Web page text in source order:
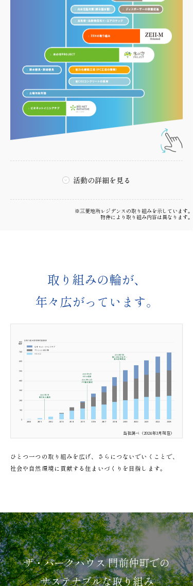
マンション家計簿
soleco（ソレッコ）
現代的エネルギーサービス
（一括受電）
再生可能エネルギーの活用・拡大
及び天然資源の持続可能な管理・活用
再生可能エネルギーの活用・拡大
及び天然資源の持続可能な管理・活用
活動の詳細を見る
※三菱地所レジデンスの取り組みを示しています。
物件により取り組み内容は異なります。
取り組みの輪が、
年々広がっています。
当社調べ（2024年3月現在）
ひとつ一つの取り組みを広げ、さらにつないでいくことで、
社会や自然環境に貢献する住まいづくりを目指します。
ザ・パークハウス 門前仲町での
サステナブルな取り組み